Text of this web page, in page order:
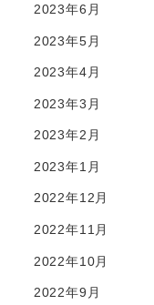
2023年6月
2023年5月
2023年4月
2023年3月
2023年2月
2023年1月
2022年12月
2022年11月
2022年10月
2022年9月